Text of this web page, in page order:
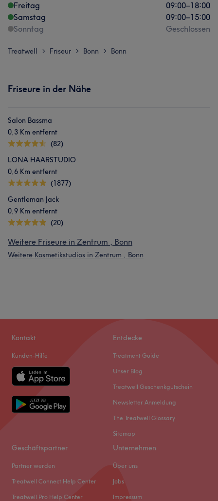
Freitag
09:00–18:00
Samstag
09:00–15:00
Sonntag
Geschlossen
Treatwell > Friseur > Bonn > Bonn
Friseure in der Nähe
Salon Bassma
0,3 Km entfernt
(82)
LONA HAARSTUDIO
0,6 Km entfernt
(1877)
Gentleman Jack
0,9 Km entfernt
(20)
Weitere Friseure in Zentrum , Bonn
Weitere Kosmetikstudios in Zentrum , Bonn
Kontakt
Kunden-Hilfe
Entdecke
Treatment Guide
Unser Blog
Treatwell Geschenkgutschein
Newsletter Anmeldung
The Treatwell Glossary
Sitemap
Geschäftspartner
Partner werden
Treatwell Connect Help Center
Treatwell Pro Help Center
Unternehmen
Über uns
Jobs
Impressum